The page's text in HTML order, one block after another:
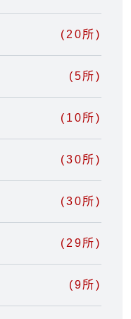
(20所)
(5所)
(10所)
(30所)
(30所)
(29所)
(9所)